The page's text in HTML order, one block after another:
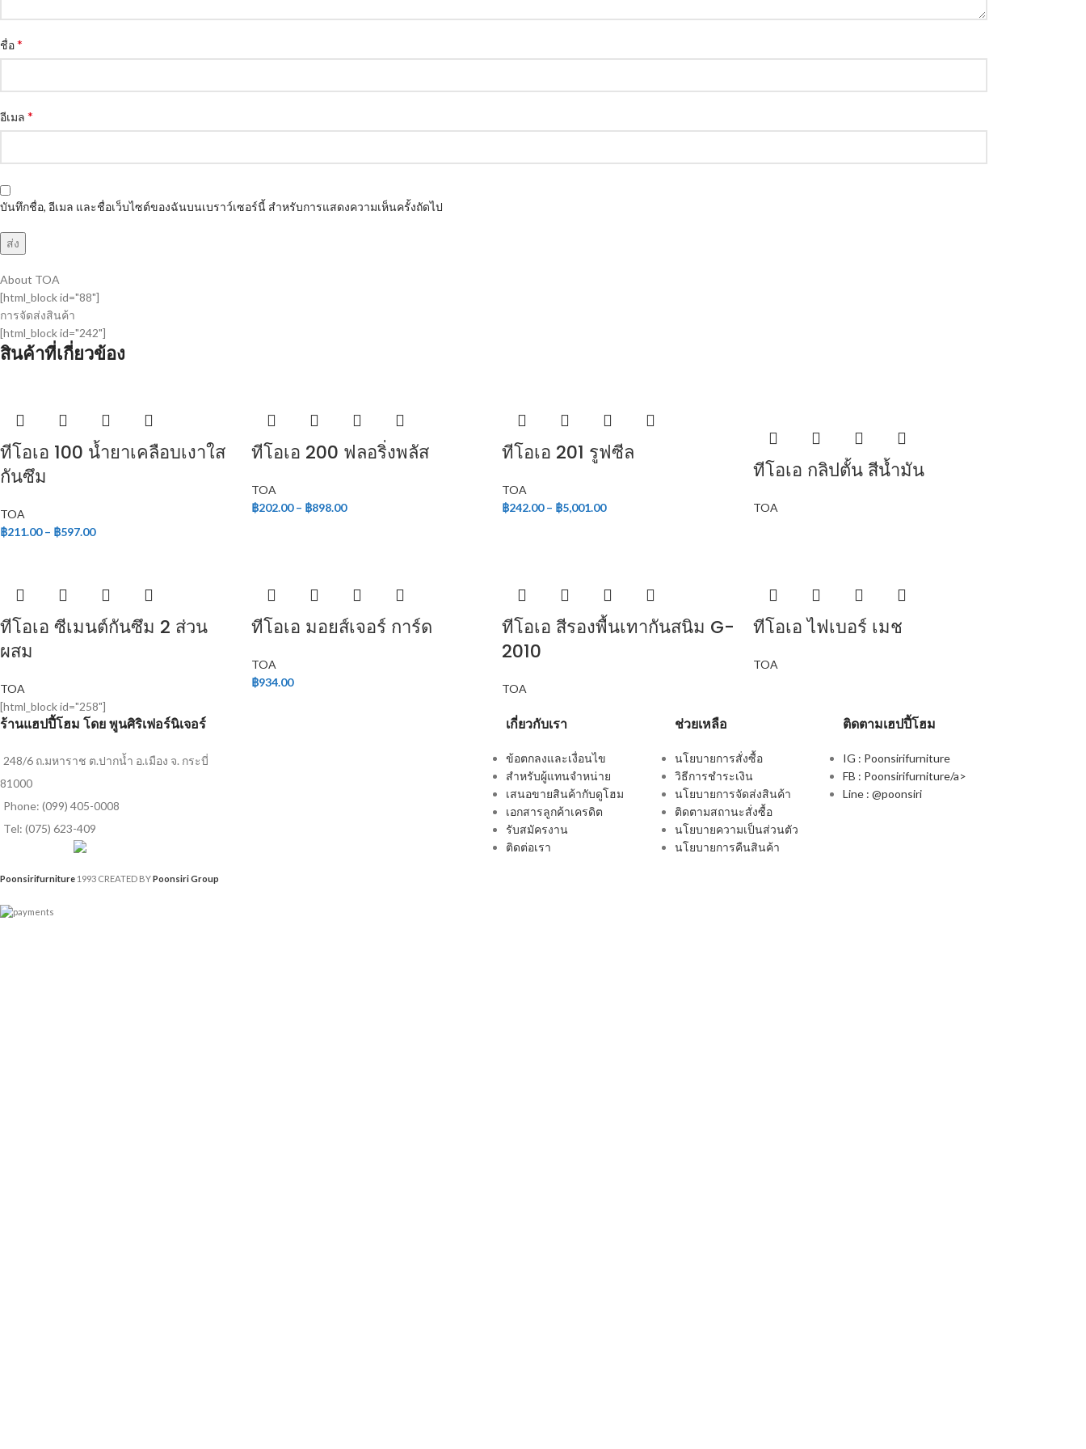
ชื่อ*
อีเมล *
บันทึกชื่อ, อีเมล และชื่อเว็บไซต์ของฉันบนเบราว์เซอร์นี้ สำหรับการแสดงความเห็นครั้งถัดไป
About TOA
[html_block id="88"]
การจัดส่งสินค้า
[html_block id="242"]
สินค้าที่เกี่ยวข้อง
ทีโอเอ 100 น้ำยาเคลือบเงาใส
กันซึม
TOA
฿211.00 – ฿597.00
ทีโอเอ 200 ฟลอริ่งพลัส
TOA
฿202.00 – ฿898.00
ทีโอเอ 201 รูฟซีล
TOA
฿242.00 – ฿5,001.00
ทีโอเอ กลิปตั้น สีน้ำมัน
TOA
ทีโอเอ ซีเมนต์กันซึม 2 ส่วน
ผสม
TOA
ทีโอเอ มอยส์เจอร์ การ์ด
TOA
฿934.00
ทีโอเอ สีรองพื้นเทากันสนิม G-
2010
TOA
ทีโอเอ ไฟเบอร์ เมช
TOA
[html_block id="258"]
ร้านแฮปปี้โฮม โดย พูนศิริเฟอร์นิเจอร์
248/6 ถ.มหาราช ต.ปากน้ำ อ.เมือง จ. กระบี่
81000
Phone: (099) 405-0008
Tel: (075) 623-409
เกี่ยวกับเรา
ข้อตกลงและเงื่อนไข
สำหรับผู้แทนจำหน่าย
เสนอขายสินค้ากับดูโฮม
เอกสารลูกค้าเครดิต
รับสมัครงาน
ติดต่อเรา
ช่วยเหลือ
นโยบายการสั่งซื้อ
วิธีการชำระเงิน
นโยบายการจัดส่งสินค้า
ติดตามสถานะสั่งซื้อ
นโยบายความเป็นส่วนตัว
นโยบายการคืนสินค้า
ติดตามเฮปปี้โฮม
IG : Poonsirifurniture
FB : Poonsirifurniture/a>
Line : @poonsiri
Poonsirifurniture 1993 CREATED BYPoonsiri Group